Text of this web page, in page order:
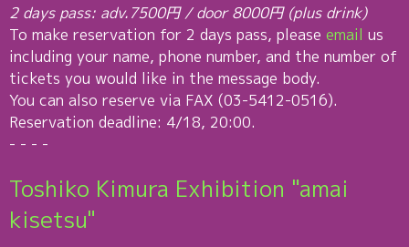
2 days pass: adv.7500円 / door 8000円 (plus drink)
To make reservation for 2 days pass, please email us
including your name, phone number, and the number of
tickets you would like in the message body.
You can also reserve via FAX (03-5412-0516).
Reservation deadline: 4/18, 20:00.
- - - -
Toshiko Kimura Exhibition "amai
kisetsu"